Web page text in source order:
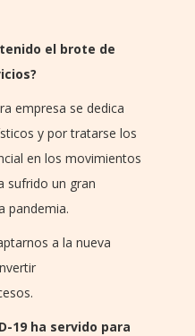
el brote de
empresa se dedica
y por tratarse los
en los movimientos
sufrido un gran
pandemia.
a la nueva
19 ha servido para